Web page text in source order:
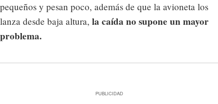
pequeños y pesan poco, además de que la avioneta los
lanza desde baja altura, la caída no supone un mayor
problema.
PUBLICIDAD